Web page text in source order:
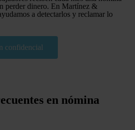
perder dinero. En Martínez &
a detectarlos y reclamar lo
confidencial
en nómina